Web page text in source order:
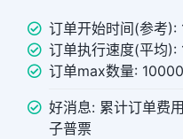
订单开始时间(参考):
订单执行速度(平均
订单max数量:
好消息: 累计订单费
子普票